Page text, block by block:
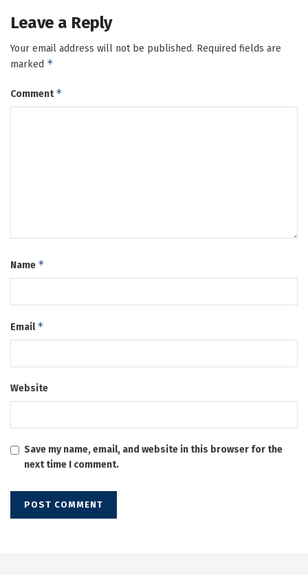
Leave a Reply
Your email address will not be published. Required fields are
marked *
Comment*
Name *
Email*
Website
Save my name, email, and website in this browser for the
next time I comment.